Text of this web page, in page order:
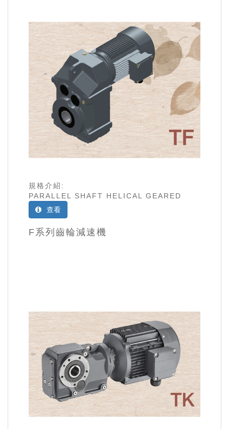
規格介紹:
PARALLEL SHAFT HELICAL GEARED
查看
F系列齒輪減速機